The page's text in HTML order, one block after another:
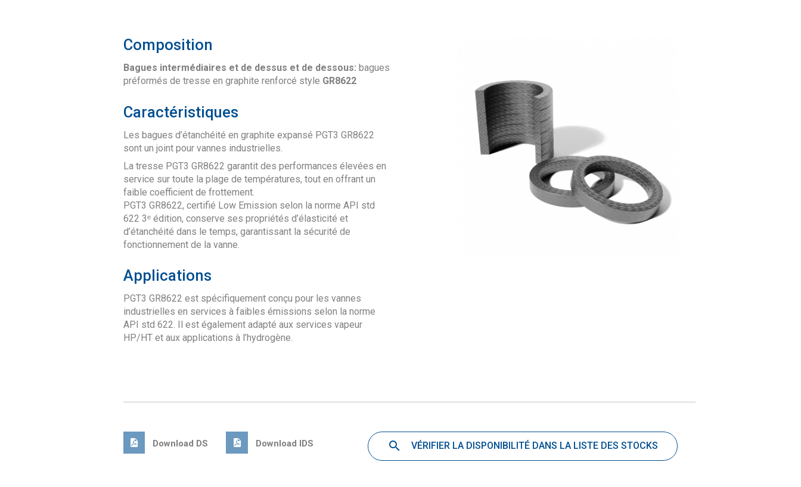
Composition
Bagues intermédiaires et de dessus et de dessous: bagues
préformés de tresse en graphite renforcé style GR8622
Caractéristiques
Les bagues d’étanchéité en graphite expansé PGT3 GR8622
sont un joint pour vannes industrielles.
La tresse PGT3 GR8622 garantit des performances élevées en
service sur toute la plage de températures, tout en offrant un
faible coefficient de frottement.
PGT3 GR8622, certifié Low Emission selon la norme API std
622 3ᵉ édition, conserve ses propriétés d’élasticité et
d’étanchéité dans le temps, garantissant la sécurité de
fonctionnement de la vanne.
Applications
PGT3 GR8622 est spécifiquement conçu pour les vannes
industrielles en services à faibles émissions selon la norme
API std 622. Il est également adapté aux services vapeur
HP/HT et aux applications à l’hydrogène.
Download DS Download IDS VÉRIFIER LA DISPONIBILITÉ DANS LA LISTE DES STOCKS